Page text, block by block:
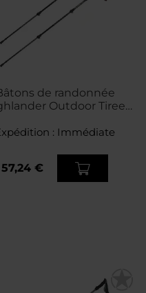
de randonnée
Outdoor Tiree
: Immédiate
57,24 €